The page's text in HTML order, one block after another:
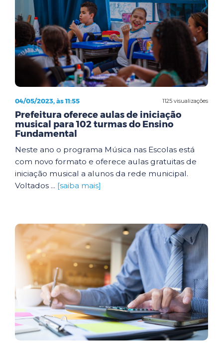
1125 visualizações
04/05/2023, às 11:55
Prefeitura oferece aulas de iniciação
musical para 102 turmas do Ensino
Fundamental
Neste ano o programa Música nas Escolas está
com novo formato e oferece aulas gratuitas de
iniciação musical a alunos da rede municipal.
Voltados ... [saiba mais]